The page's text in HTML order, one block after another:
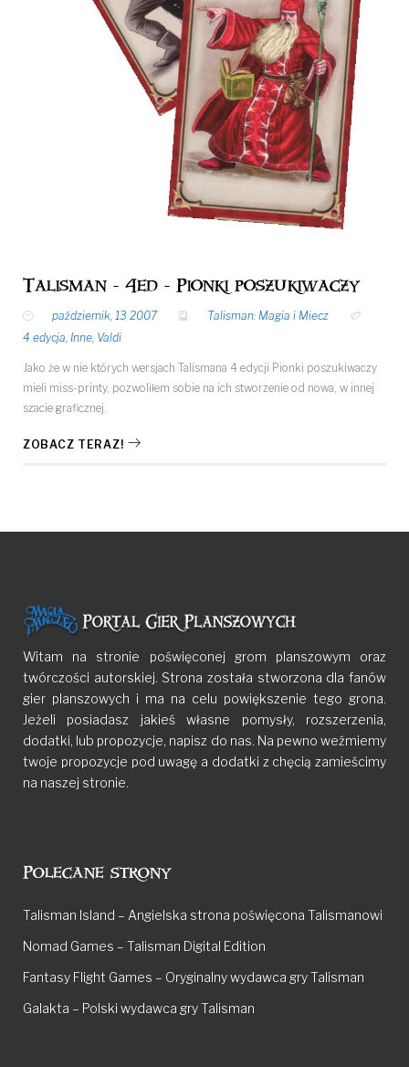
Talisman - 4ed - Pionki poszukiwaczy
październik, 13 2007
Talisman: Magia i Miecz
4 edycja, Inne, Valdi
Jako że w nie których wersjach Talismana 4 edycji Pionki poszukiwaczy
mieli miss-printy, pozwoliłem sobie na ich stworzenie od nowa, w innej
szacie graficznej.
ZOBACZ TERAZ!
Witam na stronie poświęconej grom planszowym oraz
twórczości autorskiej. Strona została stworzona dla fanów
gier planszowych i ma na celu powiększenie tego grona.
Jeżeli posiadasz jakieś własne pomysły, rozszerzenia,
dodatki, lub propozycje, napisz do nas. Na pewno weźmiemy
twoje propozycje pod uwagę a dodatki z chęcią zamieścimy
na naszej stronie.
Polecane strony
Talisman Island – Angielska strona poświęcona Talismanowi
Nomad Games – Talisman Digital Edition
Fantasy Flight Games – Oryginalny wydawca gry Talisman
Galakta – Polski wydawca gry Talisman